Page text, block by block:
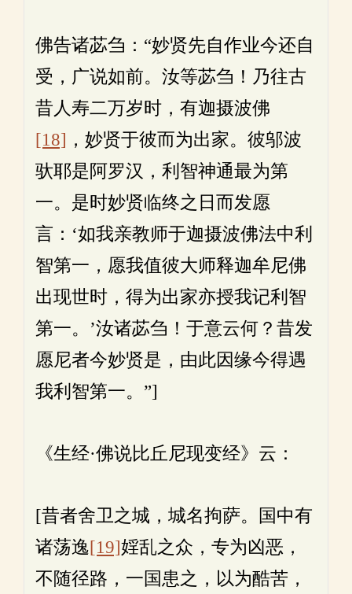
佛告诸苾刍：“妙贤先自作业今还自
受，广说如前。汝等苾刍！乃往古
昔人寿二万岁时，有迦摄波佛
[18] ，妙贤于彼而为出家。彼邬波
驮耶是阿罗汉，利智神通最为第
一。是时妙贤临终之日而发愿
言：‘如我亲教师于迦摄波佛法中利
智第一，愿我值彼大师释迦牟尼佛
出现世时，得为出家亦授我记利智
第一。’汝诸苾刍！于意云何？昔发
愿尼者今妙贤是，由此因缘今得遇
我利智第一。”]
《生经·佛说比丘尼现变经》云：
[昔者舍卫之城，城名拘萨。国中有
诸荡逸[19]婬乱之众，专为凶恶，
不随径路，一国患之，以为酷苦，